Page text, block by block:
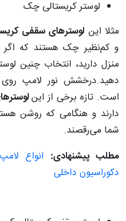
لوستر کریستالی چک
مثلا این لوسترهای سقفی
و کم‌نظیر چک هستند که اگر
منزل دارید، انتخاب چنین
دهید.درخشش نور لامپ روی
است. تازه برخی از این
دارند و هنگامی که روشن
شما می‌رقصند.
مطلب پیشنهادی: انواع
دکوراسیون داخلی